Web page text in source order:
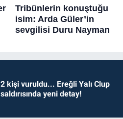
2 kişi vuruldu... Ereğli Yalı Clup
saldırısında yeni detay!